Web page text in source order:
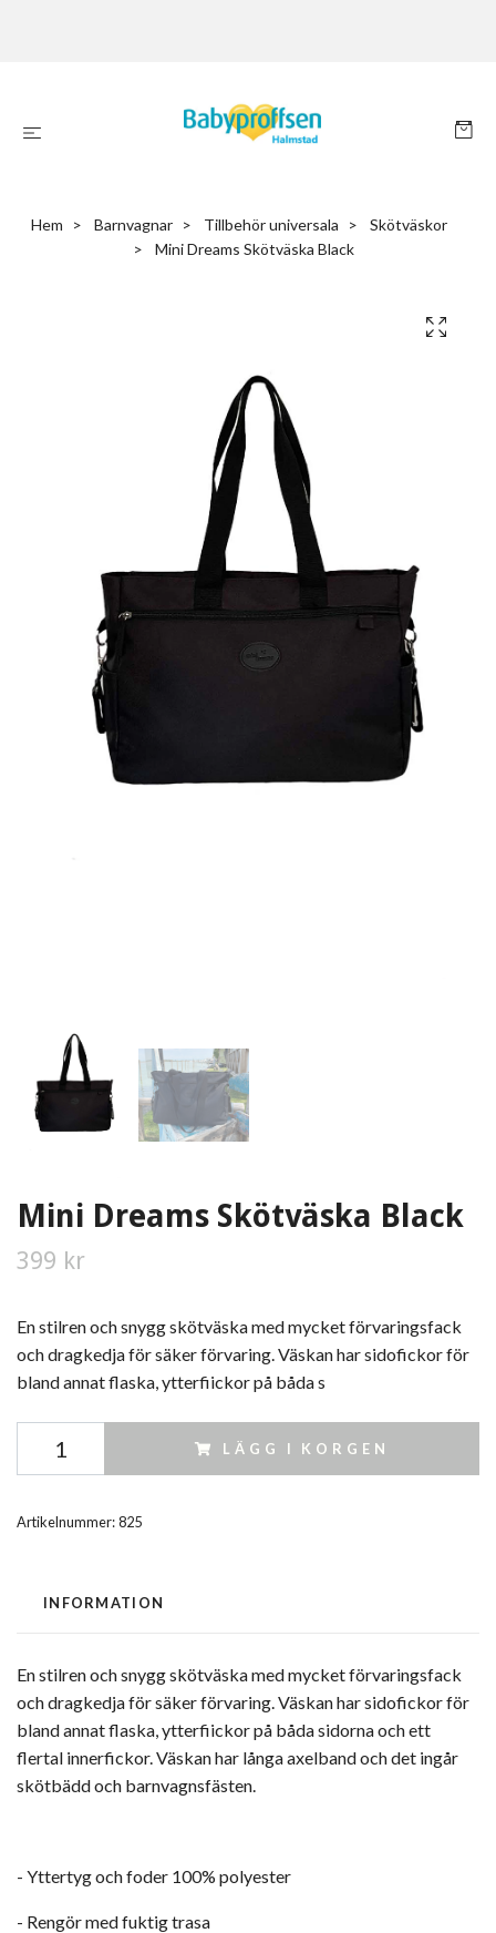
Hem Barnvagnar Tillbehör universala
Skötväskor
Mini Dreams Skötväska Black
Mini Dreams Skötväska Black
399 kr
En stilren och snygg skötväska med mycket förvaringsfack
och dragkedja för säker förvaring. Väskan har sidofickor för
bland annat flaska, ytterfiickor på båda s
LÄGG I KORGEN
Artikelnummer:825
INFORMATION
En stilren och snygg skötväska med mycket förvaringsfack
och dragkedja för säker förvaring. Väskan har sidofickor för
bland annat flaska, ytterfiickor på båda sidorna och ett
flertal innerfickor. Väskan har långa axelband och det ingår
skötbädd och barnvagnsfästen.
- Yttertyg och foder 100% polyester
- Rengör med fuktig trasa